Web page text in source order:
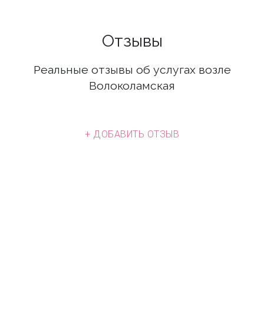
Отзывы
Реальные отзывы об услугах возле
Волоколамская
+ ДОБАВИТЬ ОТЗЫВ